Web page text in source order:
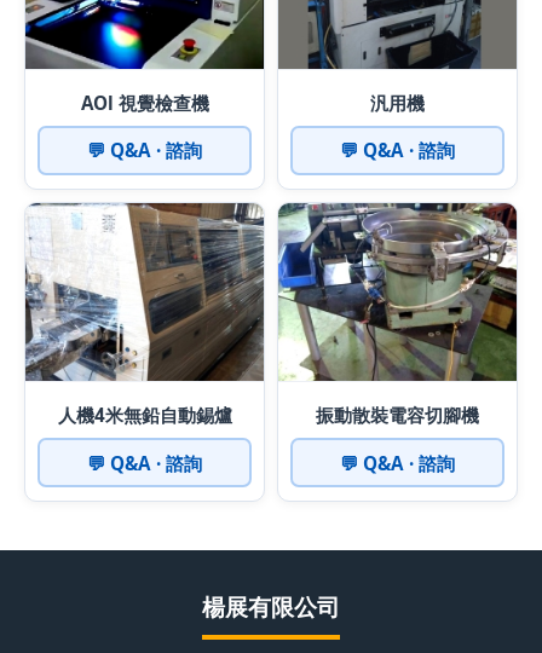
AOl 視覺檢查機
💬 Q&A · 諮詢
汎用機
💬 Q&A · 諮詢
人機4米無鉛自動錫爐
💬 Q&A · 諮詢
振動散裝電容切腳機
💬 Q&A · 諮詢
楊展有限公司